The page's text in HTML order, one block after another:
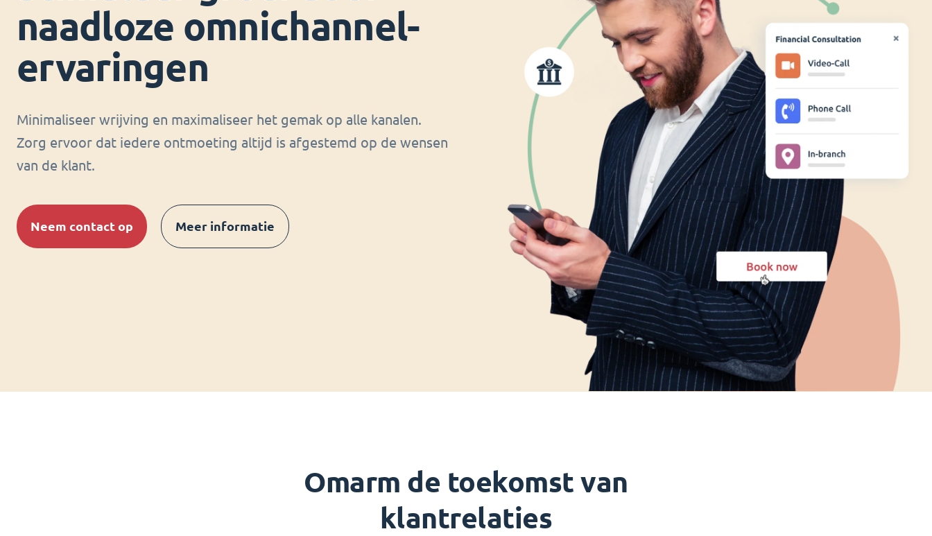
naadloze omnichannel-
ervaringen
Minimaliseer wrijving en maximaliseer het gemak op alle kanalen.
Zorg ervoor dat iedere ontmoeting altijd is afgestemd op de wensen
van de klant.
Neem contact op Meer informatie
Omarm de toekomst van
klantrelaties